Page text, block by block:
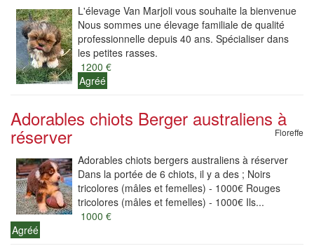
L'élevage Van Marjoli vous souhaite la bienvenue
Nous sommes une élevage familiale de qualité
professionnelle depuis 40 ans. Spécialiser dans
les petites rasses.
1200 €
Agréé
Adorables chiots Berger australiens à
réserver Floreffe
Adorables chiots bergers australiens à réserver
Dans la portée de 6 chiots, il y a des ; Noirs
tricolores (mâles et femelles) - 1000€ Rouges
tricolores (mâles et femelles) - 1000€ Ils...
1000 €
Agréé